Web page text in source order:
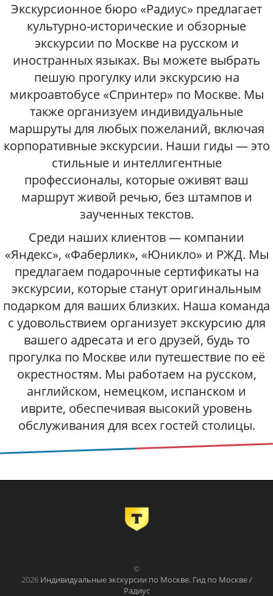
Экскурсионное бюро «Радиус» предлагает
культурно-исторические и обзорные
экскурсии по Москве на русском и
иностранных языках. Вы можете выбрать
пешую прогулку или экскурсию на
микроавтобусе «Спринтер» по Москве. Мы
также организуем индивидуальные
маршруты для любых пожеланий, включая
корпоративные экскурсии. Наши гиды — это
стильные и интеллигентные
профессионалы, которые оживят ваш
маршрут живой речью, без штампов и
заученных текстов.
Среди наших клиентов — компании
«Яндекс», «Фаберлик», «Юникло» и РЖД. Мы
предлагаем подарочные сертификаты на
экскурсии, которые станут оригинальным
подарком для ваших близких. Наша команда
с удовольствием организует экскурсию для
вашего адресата и его друзей, будь то
прогулка по Москве или путешествие по её
окрестностям. Мы работаем на русском,
английском, немецком, испанском и
иврите, обеспечивая высокий уровень
обслуживания для всех гостей столицы.
©
2026 Индивидуальные экскурсии по Москве. Гид по Москве /
Радиус